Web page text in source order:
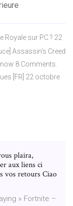
Royale sur PC ? 22
Assassin's Creed
8 Comments.
[FR] 22 octobre
plaira,
aux liens ci
vos retours Ciao
» Fortnite –